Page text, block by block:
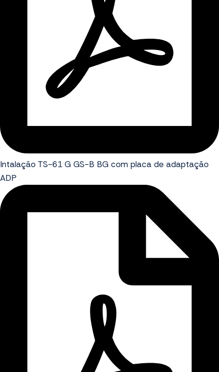
Intalação TS-61 G GS-B BG com placa de adaptação
ADP